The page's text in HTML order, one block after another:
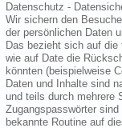
Datenschutz -
Wir sichern den
der persönlichen Daten
Das bezieht sich auf die
wie auf Date die
könnten (beispielweise
Daten und Inhalte sind
und teils durch mehrere
Zugangspasswörter
bekannte Routine auf